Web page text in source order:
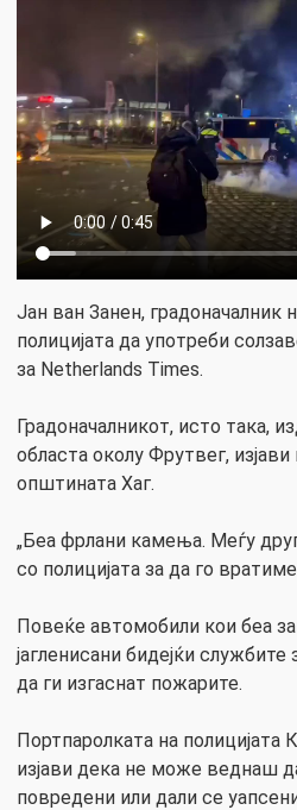
Јан ван Занен, градоначалник
полицијата да употреби
за Netherlands Times.
Градоначалникот, исто така,
областа околу Фрутвег,
општината Хаг.
„Беа фрлани камења. Меѓу
со полицијата за да го
Повеќе автомобили кои беа
јагленисани бидејќи службите
да ги изгаснат пожарите.
Портпаролката на полицијата
изјави дека не може веднаш
повредени или дали се